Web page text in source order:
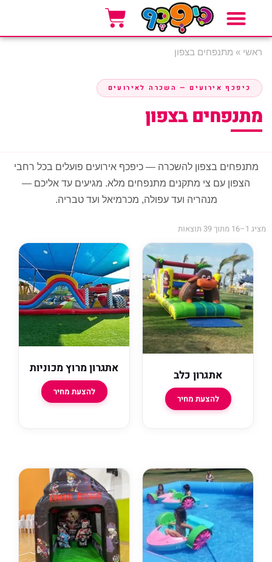
ראשי » מתנפחים בצפון
כיפכף אירועים — השכרה לאירועים
מתנפחים בצפון
מתנפחים בצפון להשכרה — כיפכף אירועים פועלים בכל רחבי
הצפון עם צי מתקנים מתנפחים מלא. מגיעים עד אליכם —
מנהריה ועד עפולה, מכרמיאל ועד טבריה.
מציג 1–16 מתוך 39 תוצאות
אתגרון כלב
להצעת מחיר
אתגרון מרוץ מכוניות
להצעת מחיר